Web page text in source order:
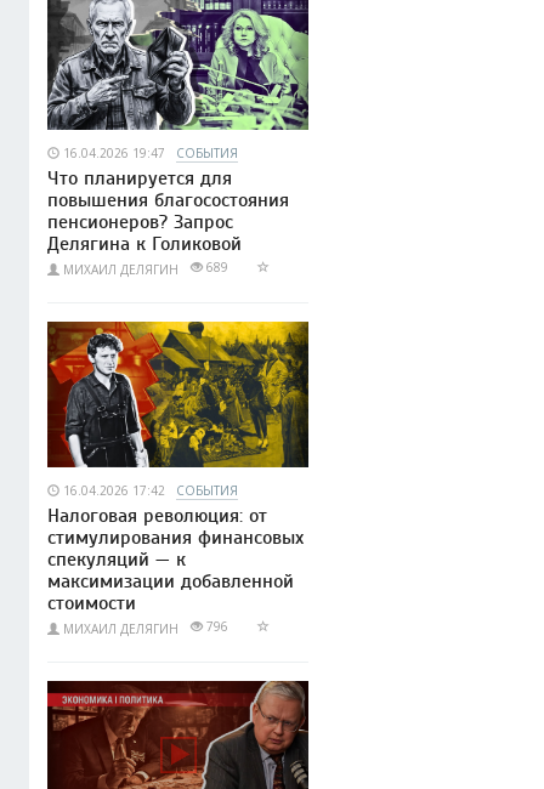
16.04.2026 19:47 СОБЫТИЯ
Что планируется для
повышения благосостояния
пенсионеров? Запрос
Делягина к Голиковой
МИХАИЛ ДЕЛЯГИН 689
16.04.2026 17:42 СОБЫТИЯ
Налоговая революция: от
стимулирования финансовых
спекуляций — к
максимизации добавленной
стоимости
МИХАИЛ ДЕЛЯГИН 796